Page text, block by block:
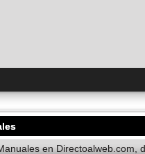
en Directoalweb.com,